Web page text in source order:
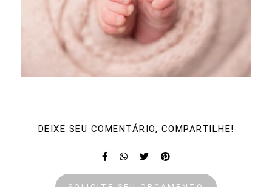
DEIXE SEU COMENTÁRIO, COMPARTILHE!